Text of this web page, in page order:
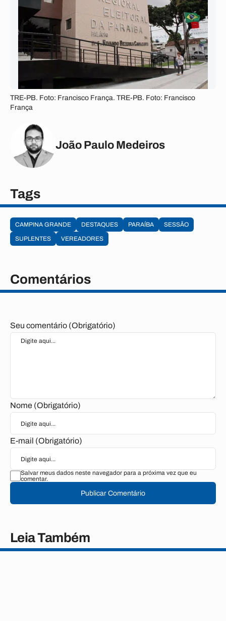
TRE-PB. Foto: Francisco França. TRE-PB. Foto: Francisco
França
João Paulo Medeiros
Tags
CAMPINA GRANDE DESTAQUES PARAÍBA
SESSÃO
SUPLENTES
VEREADORES
Comentários
Seu comentário (Obrigatório)
Nome (Obrigatório)
E-mail (Obrigatório)
Salvar meus dados neste navegador para a próxima vez que eu
comentar.
Publicar Comentário
Leia Também